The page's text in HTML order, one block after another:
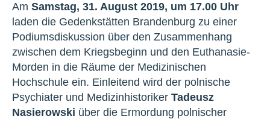
Am Samstag, 31. August 2019, um 17.00 Uhr
laden die Gedenkstätten Brandenburg zu einer
Podiumsdiskussion über den Zusammenhang
zwischen dem Kriegsbeginn und den Euthanasie-
Morden in die Räume der Medizinischen
Hochschule ein. Einleitend wird der polnische
Psychiater und Medizinhistoriker Tadeusz
Nasierowski über die Ermordung polnischer